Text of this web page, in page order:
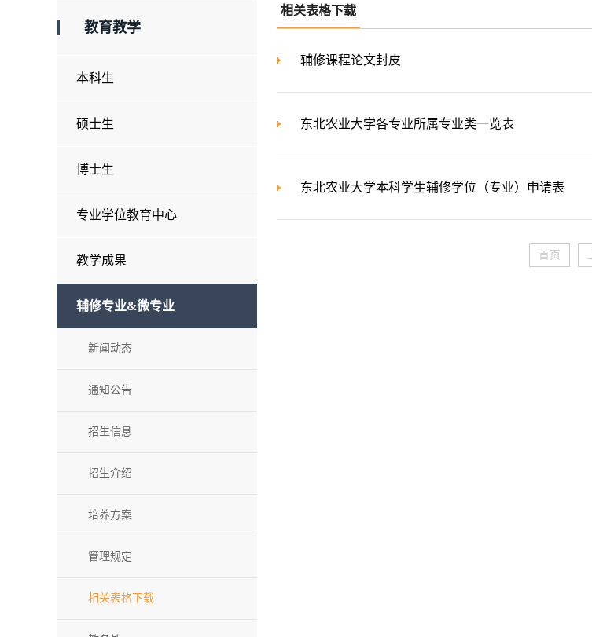
教育教学
本科生
硕士生
博士生
专业学位教育中心
教学成果
辅修专业&微专业
新闻动态
通知公告
招生信息
招生介绍
培养方案
管理规定
相关表格下载
相关表格下载
辅修课程论文封皮
东北农业大学各专业所属专业类一览表
东北农业大学本科学生辅修学位（专业）申请表
首页